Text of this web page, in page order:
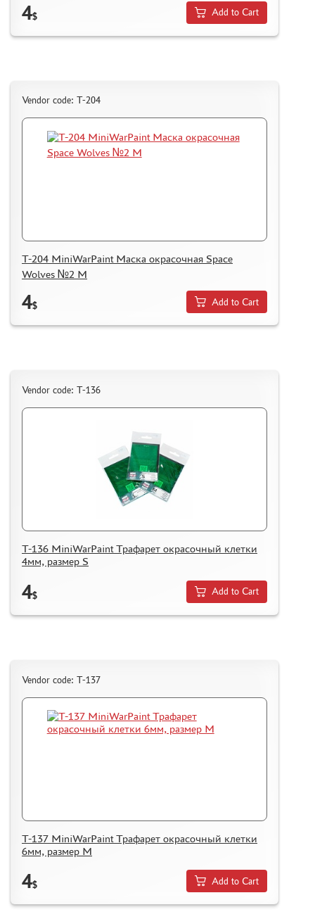
GUEST BOOK
CONTACTS, WORK SCHEDULE
4$ Add to Cart
Vendor code: T-204
T-204 MiniWarPaint Маска окрасочная Space
Wolves №2 M
4$ Add to Cart
Vendor code: T-136
T-136 MiniWarPaint Трафарет окрасочный клетки
4мм, размер S
4$ Add to Cart
Vendor code: T-137
T-137 MiniWarPaint Трафарет окрасочный клетки
6мм, размер М
4$ Add to Cart